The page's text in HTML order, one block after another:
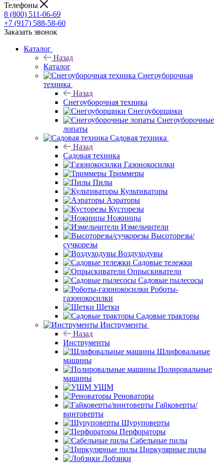
Телефоны
8 (800) 511-06-69
+7 (917) 588-58-60
Заказать звонок
Каталог
Назад
Каталог
Снегоуборочная
техника
Назад
Снегоуборочная техника
Снегоуборщики
Снегоуборочные
лопаты
Садовая техника
Назад
Садовая техника
Газонокосилки
Триммеры
Пилы
Культиваторы
Аэраторы
Кусторезы
Ножницы
Измельчители
Высоторезы/
сучкорезы
Воздуходувы
Садовые тележки
Опрыскиватели
Садовые пылесосы
Роботы-
газонокосилки
Щетки
Садовые тракторы
Инструменты
Назад
Инструменты
Шлифовальные
машины
Полировальные
машины
УШМ
Реноваторы
Гайковерты/
винтоверты
Шуруповерты
Перфораторы
Сабельные пилы
Циркулярные пилы
Лобзики